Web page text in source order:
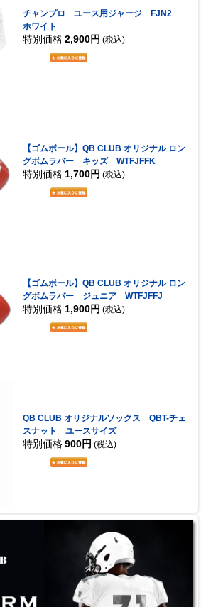
チャンプロ ユース用ジャージ FJN2
ホワイト
特別価格 2,900円 (税込)
【ゴムボール】QB CLUB オリジナル ロン
グボムラバー キッズ WTFJFFK
特別価格 1,700円 (税込)
【ゴムボール】QB CLUB オリジナル ロン
グボムラバー ジュニア WTFJFFJ
特別価格 1,900円 (税込)
QB CLUB オリジナルソックス QBT-チェ
スナット ユースサイズ
特別価格 900円 (税込)